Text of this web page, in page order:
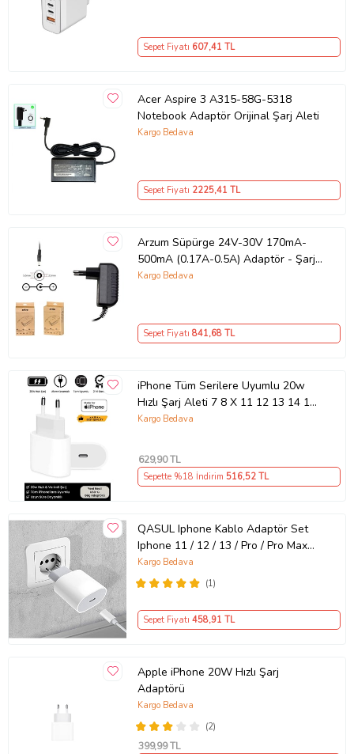
Adaptörü – Type-C ve USB Çıkışlı,
Evrensel 65W Duvar Tipi Şarj
Sepet Fiyatı 607,41 TL
Acer Aspire 3 A315-58G-5318
Notebook Adaptör Orijinal Şarj Aleti
Kargo Bedava
Sepet Fiyatı 2225,41 TL
Arzum Süpürge 24V-30V 170mA-
500mA (0.17A-0.5A) Adaptör - Şarj
Aleti RETRO
Kargo Bedava
Sepet Fiyatı 841,68 TL
iPhone Tüm Serilere Uyumlu 20w
Hızlı Şarj Aleti 7 8 X 11 12 13 14 15
16 İçin Type-C Girişli Adaptör
Kargo Bedava
629,90 TL
Sepette %18 İndirim 516,52 TL
QASUL Iphone Kablo Adaptör Set
Iphone 11 / 12 / 13 / Pro / Pro Max
Uyumlu Şarj Aleti Seti
(1)
Kargo Bedava
Sepet Fiyatı 458,91 TL
Apple iPhone 20W Hızlı Şarj
Adaptörü
(2)
Kargo Bedava
399,99 TL